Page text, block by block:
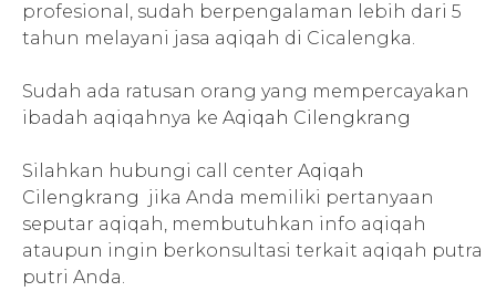
profesional, sudah berpengalaman lebih dari 5
tahun melayani jasa aqiqah di Cicalengka.
Sudah ada ratusan orang yang mempercayakan
ibadah aqiqahnya ke Aqiqah Cilengkrang
Silahkan hubungi call center Aqiqah
Cilengkrang jika Anda memiliki pertanyaan
seputar aqiqah, membutuhkan info aqiqah
ataupun ingin berkonsultasi terkait aqiqah putra
putri Anda.